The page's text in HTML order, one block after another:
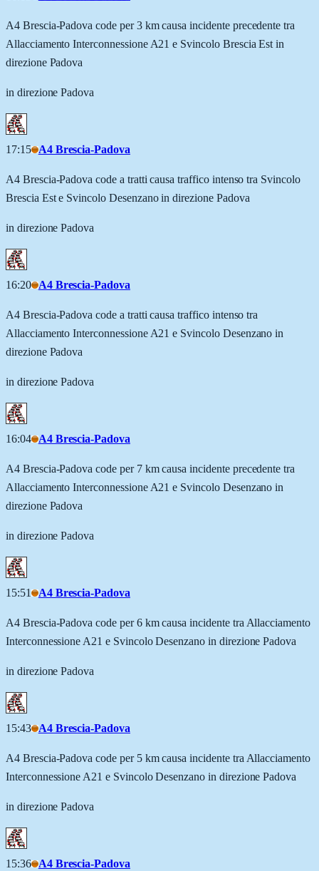
A4 Brescia-Padova code per 3 km causa incidente precedente tra
Allacciamento Interconnessione A21 e Svincolo Brescia Est in
direzione Padova
in direzione Padova
17:15 A4 Brescia-Padova
A4 Brescia-Padova code a tratti causa traffico intenso tra Svincolo
Brescia Est e Svincolo Desenzano in direzione Padova
in direzione Padova
16:20 A4 Brescia-Padova
A4 Brescia-Padova code a tratti causa traffico intenso tra
Allacciamento Interconnessione A21 e Svincolo Desenzano in
direzione Padova
in direzione Padova
16:04 A4 Brescia-Padova
A4 Brescia-Padova code per 7 km causa incidente precedente tra
Allacciamento Interconnessione A21 e Svincolo Desenzano in
direzione Padova
in direzione Padova
15:51 A4 Brescia-Padova
A4 Brescia-Padova code per 6 km causa incidente tra Allacciamento
Interconnessione A21 e Svincolo Desenzano in direzione Padova
in direzione Padova
15:43 A4 Brescia-Padova
A4 Brescia-Padova code per 5 km causa incidente tra Allacciamento
Interconnessione A21 e Svincolo Desenzano in direzione Padova
in direzione Padova
15:36 A4 Brescia-Padova